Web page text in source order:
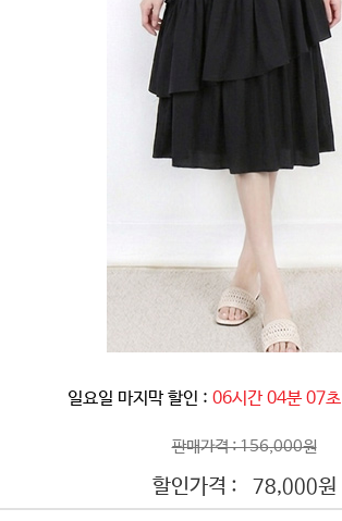
일요일 마지막 할인 : 06시간 04분 04초
판매가격 : 156,000원
할인가격 : 78,000원